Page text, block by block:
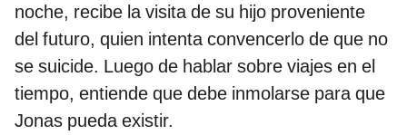
noche, recibe la visita de su hijo proveniente
del futuro, quien intenta convencerlo de que no
se suicide. Luego de hablar sobre viajes en el
tiempo, entiende que debe inmolarse para que
Jonas pueda existir.